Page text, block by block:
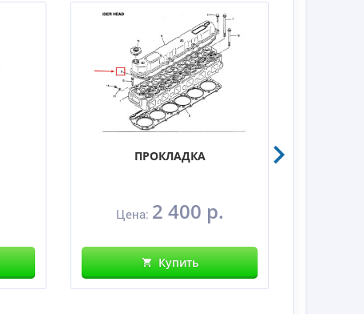
ПРОКЛАДКА
Цена: 2 400 р.
Купить